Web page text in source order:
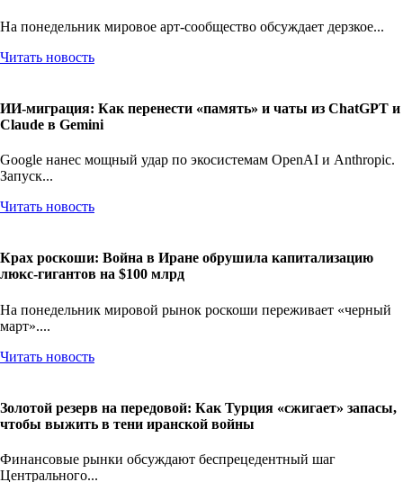
На понедельник мировое арт-сообщество обсуждает дерзкое...
Читать новость
ИИ-миграция: Как перенести «память» и чаты из ChatGPT и
Claude в Gemini
Google нанес мощный удар по экосистемам OpenAI и Anthropic.
Запуск...
Читать новость
Крах роскоши: Война в Иране обрушила капитализацию
люкс-гигантов на $100 млрд
На понедельник мировой рынок роскоши переживает «черный
март»....
Читать новость
Золотой резерв на передовой: Как Турция «сжигает» запасы,
чтобы выжить в тени иранской войны
Финансовые рынки обсуждают беспрецедентный шаг
Центрального...